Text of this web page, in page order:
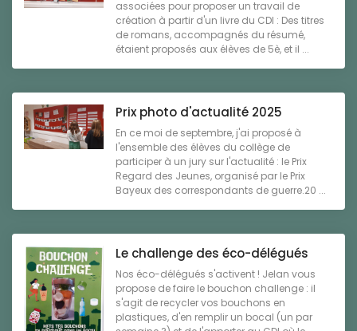
associées pour proposer un travail de
création à partir d'un livre du CDI : Des titres
de romans, accompagnés du résumé,
étaient proposés aux élèves de 5è, et il ...
Prix photo d'actualité 2025
En ce moi de septembre, j'ai proposé à
l'ensemble des élèves du collège de
participer à un jury sur l'actualité : le Prix
Regard des Jeunes, organisé par le Prix
Bayeux des correspondants de guerre.20 ...
Le challenge des éco-délégués
Nos éco-délégués s'activent ! Jelan vous
propose de faire le bouchon challenge : il
s'agit de recycler vos bouchons en
plastiques, d'en remplir un bocal (un par